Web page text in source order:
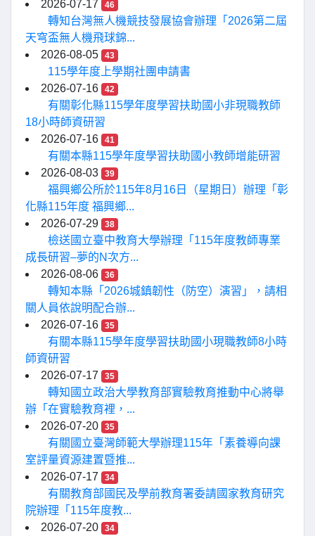
2026-07-17 46
轉知台灣無人機競技發展協會辦理「2026第二屆
天穹盃無人機飛球錦...
2026-08-05
43
115學年度上學期社團申請書
2026-07-16
42
有關彰化縣115學年度學習扶助國小非現職教師
18小時師資研習
2026-07-16
41
有關本縣115學年度學習扶助國小教師增能研習
2026-08-03
39
福興鄉公所於115年8月16日（星期日）辦理「彰
化縣115年度 福興鄉...
2026-07-29
38
檢送國立臺中教育大學辦理「115年度教師專業
成長研習–夢的N次方...
2026-08-06
36
轉知本縣「2026城鎮韌性（防空）演習」，請相
關人員依說明配合辦...
2026-07-16
35
有關本縣115學年度學習扶助國小現職教師8小時
師資研習
2026-07-17
35
轉知國立政治大學教育部實驗教育推動中心將舉
辦「在實驗教育裡，...
2026-07-20
35
有關國立臺灣師範大學辦理115年「素養導向課
室評量資源建置暨推...
2026-07-17
34
有關教育部國民及學前教育署委請國家教育研究
院辦理「115年度教...
2026-07-20
34